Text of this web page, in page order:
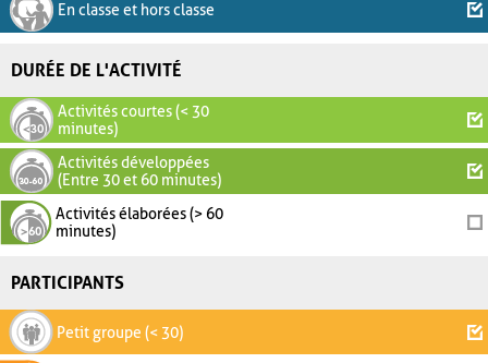
En classe et hors classe
DURÉE DE L'ACTIVITÉ
Activités courtes (< 30
minutes)
Activités développées
(Entre 30 et 60 minutes)
Activités élaborées (> 60
minutes)
PARTICIPANTS
Petit groupe (< 30)